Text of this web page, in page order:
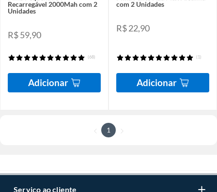
Recarregável 2000Mah com 2
Unidades
R$ 59,90
(68)
Adicionar
com 2 Unidades
R$ 22,90
(1)
Adicionar
1
Serviço ao cliente